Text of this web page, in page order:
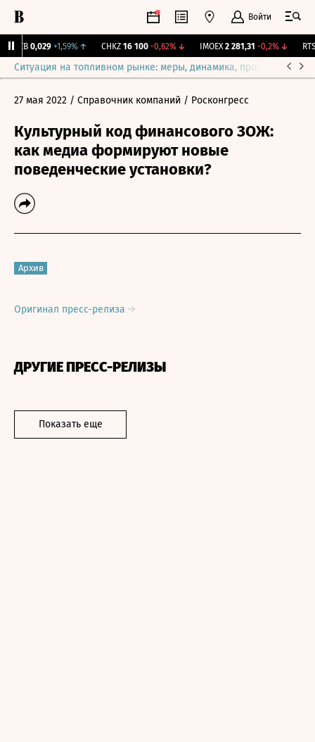
Войти
0,029 +1,59%↑ CHKZ 16 100 -0,62%↓ IMOEX 2 281,31 -0,2%↓ RTSI
Ситуация на топливном рынке: меры, динамика, прогнозы
27 мая 2022 / Справочник компаний / Росконгресс
Культурный код финансового ЗОЖ:
как медиа формируют новые
поведенческие установки?
Архив
Оригинал пресс-релиза
ДРУГИЕ ПРЕСС-РЕЛИЗЫ
Показать еще